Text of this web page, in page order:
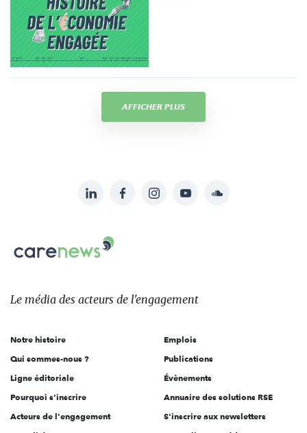
AFFICHER PLUS
sur:
LinkedInFacebookInstagramYouTubeSoundcloud
Carenews,
Le
des
l'engagement
Le média des acteurs de l'engagement
Notre histoire
Qui sommes-nous ?
Ligne éditoriale
Pourquoi s'inscrire
Acteurs de l'engagement
Emplois
Publications
Évènements
Annuaire des solutions RSE
S'inscrire aux newsletters